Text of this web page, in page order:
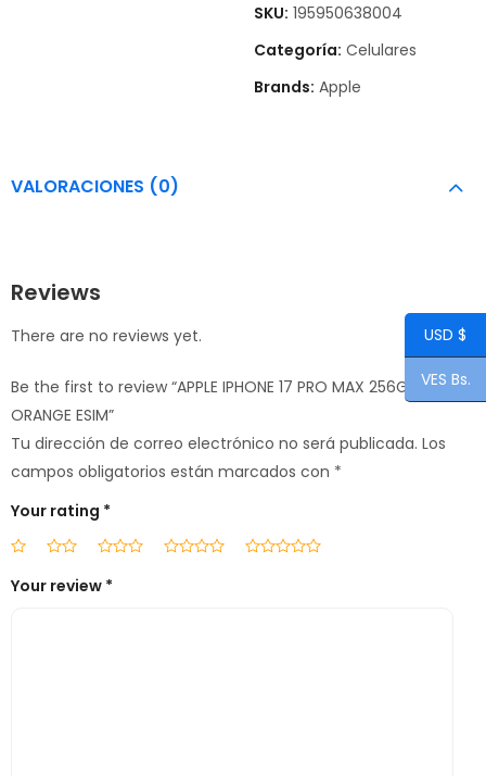
SKU: 195950638004
Categoría: Celulares
Brands: Apple
VALORACIONES (0)
Reviews
There are no reviews yet.
Be the first to review “APPLE IPHONE 17 PRO MAX 256GB
ORANGE ESIM”
Tu dirección de correo electrónico no será publicada. Los
campos obligatorios están marcados con *
Your rating *
Your review *
USD $
VES Bs.